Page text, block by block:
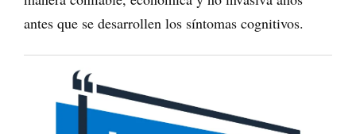
antes que se desarrollen los síntomas cognitivos.